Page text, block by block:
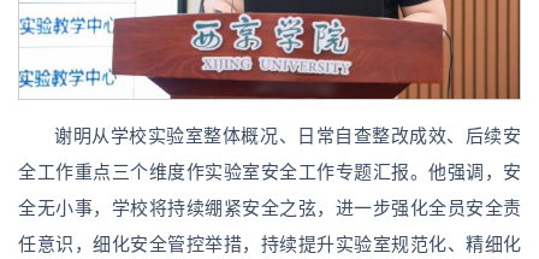
谢明从学校实验室整体概况、日常自查整改成效、后续安
全工作重点三个维度作实验室安全工作专题汇报。他强调，安
全无小事，学校将持续绷紧安全之弦，进一步强化全员安全责
任意识，细化安全管控举措，持续提升实验室规范化、精细化